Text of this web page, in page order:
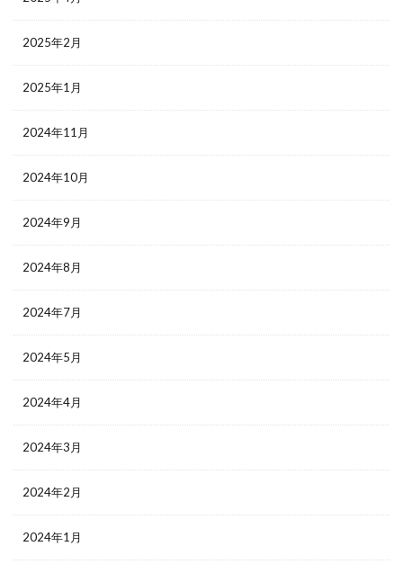
2025年2月
2025年1月
2024年11月
2024年10月
2024年9月
2024年8月
2024年7月
2024年5月
2024年4月
2024年3月
2024年2月
2024年1月